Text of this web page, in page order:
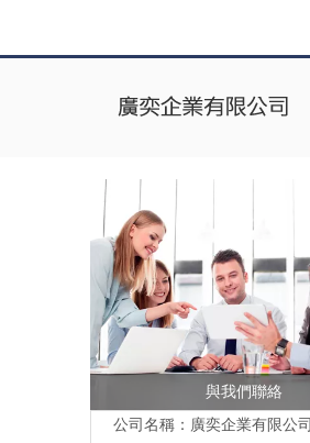
與我們聯絡
公司名稱：廣奕企業有限公司